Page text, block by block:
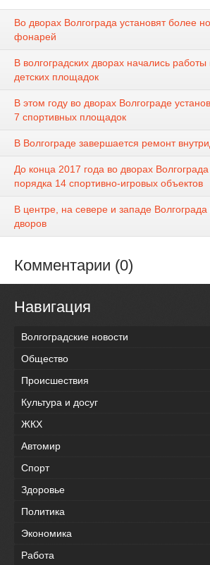
Во дворах Волгограда установят более
фонарей
В волгоградских дворах начались работы
детских площадок
В этом году во дворах Волгограде
7 спортивных площадок
В Волгограде завершается ремонт
До конца 2017 года во дворах Волгограда
порядка 14 спортивно-игровых объектов
В центре, на севере и западе
дворов
Комментарии (0)
Навигация
Волгоградские новости
Общество
Происшествия
Культура и досуг
ЖКХ
Автомир
Спорт
Здоровье
Политика
Экономика
Работа